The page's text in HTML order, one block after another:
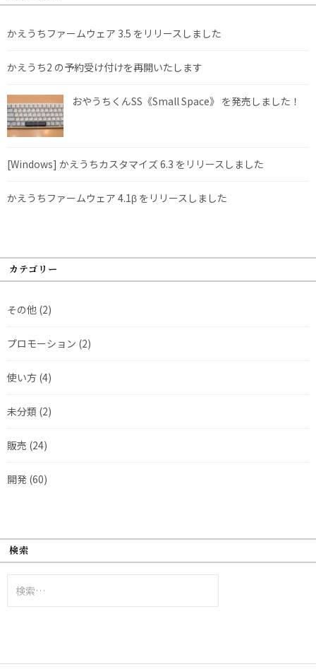
かえうちファームウェア 3.5 をリリースしました
かえうち2 の予約受け付けを再開いたします
おやうちくんSS《Small Space》 を発売しました！
[Windows] かえうちカスタマイズ 6.3 をリリースしました
かえうちファームウェア 4.1β をリリースしました
カテゴリー
その他 (2)
プロモーション (2)
使い方 (4)
未分類 (2)
販売 (24)
開発 (60)
検索
索: